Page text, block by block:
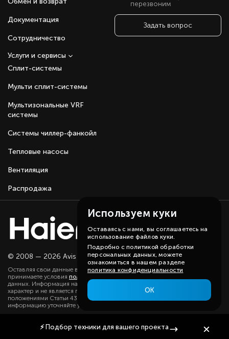
Документация
Сотрудничество
Сплит-системы
Мульти сплит-системы
Мультизональные VRF
системы
Системы чиллер-фанкойл
Тепловые насосы
Вентиляция
Распродажа
Услуги и сервисы
перезвоним
Задать вопрос
© 2008 — 2026 Avis group.Карта сайта
Оставляя свои данные в любой форме на сайте, вы даете согласие и
принимаете условия политики
данных. Информация на данном сайте носит ознакомительный
характер и не является публичной офертой, определяемой
положениями Статьи 437(2) ГК РФ. Существенную для вас
информацию уточняйте у наших менеджеров.
⚡ Подбор техники для вашего проекта
Используем куки
Оставаясь с нами, вы соглашаетесь на
использование файлов куки.
Подробно с политикой обработки
персональных данных, можете
ознакомиться в нашем разделе
политика конфиденциальности
ОК